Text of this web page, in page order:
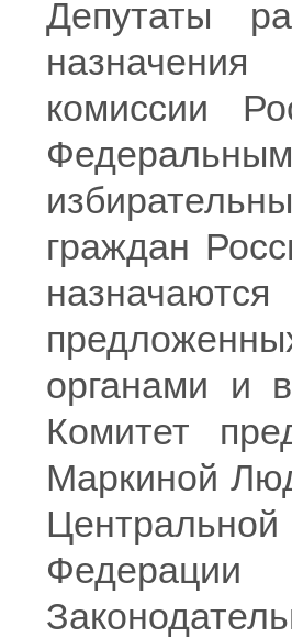
Депутаты
комиссии
граждан
органами и
Комитет
Маркиной